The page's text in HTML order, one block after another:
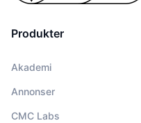
Produkter
Akademi
Annonser
CMC Labs